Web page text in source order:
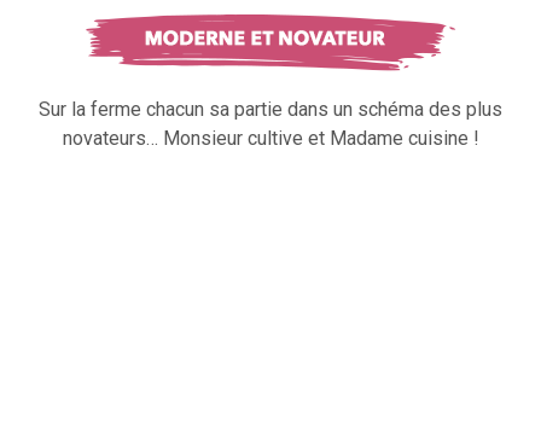
Sur la ferme chacun sa partie dans un schéma des plus
novateurs… Monsieur cultive et Madame cuisine !